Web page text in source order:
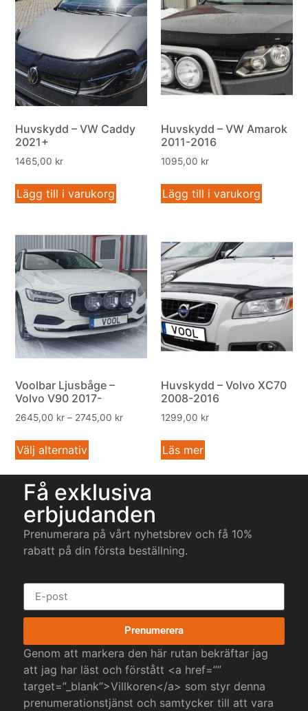
Huvskydd – VW Caddy
2021+
1465,00 kr
Lägg till i varukorg
Huvskydd – VW Amarok
2011-2016
1095,00 kr
Lägg till i varukorg
Voolbar Ljusbåge –
Volvo V90 2017-
2645,00 kr – 2745,00 kr
Välj alternativ
Huvskydd – Volvo XC70
2008-2016
1299,00 kr
Läs mer
Få exklusiva
erbjudanden
Prenumerara på vårt nyhetsbrev och få 10%
rabatt på din första beställning.
Prenumerera
Genom att markera den här rutan bekräftar jag
att jag har läst och förstått <a href=””
target=”_blank”>Villkoren</a> som styr denna
prenumerationstjänst och samtycker till att vara